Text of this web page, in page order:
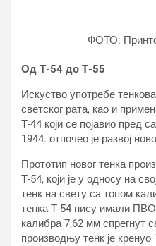
ФОТО:
Од Т-54 до Т-55
Искуство употребе
светског рата, као и
Т-44 који се појавио пред
1944. отпочео је развој
Прототип новог тенка
Т-54, који је у односу на
тенк на свету са топом
тенка Т-54 нису имали
калибра 7,62 мм спрегнут
производњу тенк је